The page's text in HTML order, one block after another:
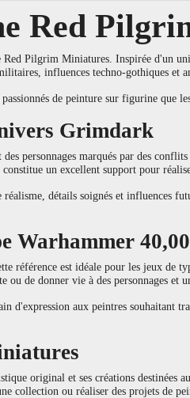
Red
Pilgrim Miniatures. Inspirée d'un
influences techno-gothiques et
de peinture sur figurine que
Grimdark
personnages marqués par des
un excellent support pour
détails soignés et influences
Warhammer
référence est idéale pour les jeux de
de donner vie à des personnages et
d'expression aux peintres souhaitant
original et ses créations destinées
collection ou réaliser des projets de